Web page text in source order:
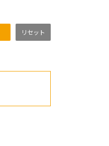
リセット